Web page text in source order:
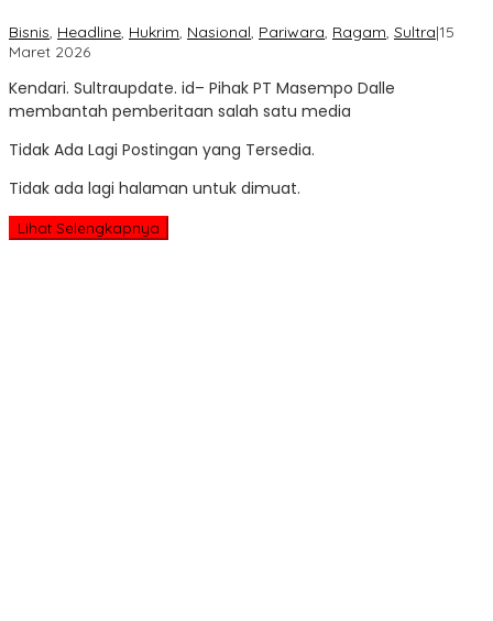
Bisnis, Headline, Hukrim, Nasional, Pariwara, Ragam, Sultra|15
Maret 2026oleh
Update
Kendari. Sultraupdate. id– Pihak PT Masempo Dalle
membantah pemberitaan salah satu media
Tidak Ada Lagi Postingan yang Tersedia.
Tidak ada lagi halaman untuk dimuat.
Lihat Selengkapnya